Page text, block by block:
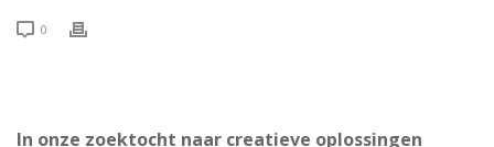
0
In onze zoektocht naar creatieve oplossingen